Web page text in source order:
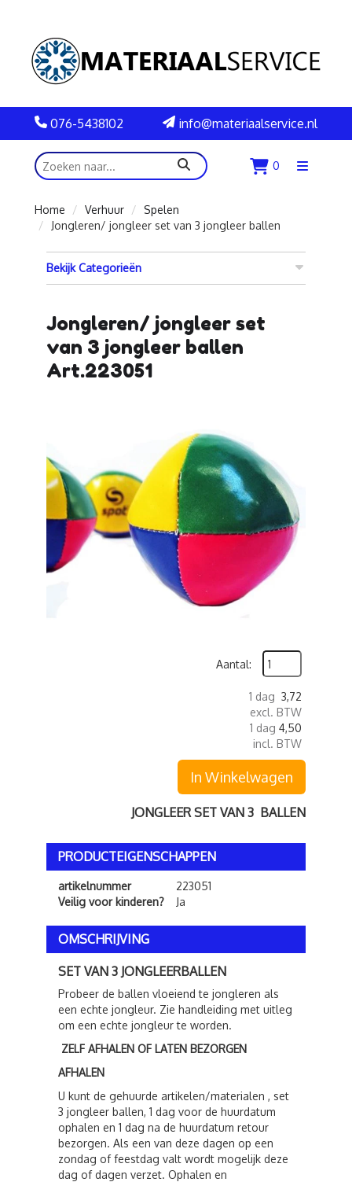
076-5438102 info@materiaalservice.nl
zoeken 0
Menu
Home
Verhuur
Spelen
Jongleren/ jongleer set van 3 jongleer ballen
Bekijk Categorieën
Jongleren/ jongleer set
van 3 jongleer ballen
Art.223051
Aantal:
1 dag 3,72
excl. BTW
1 dag 4,50
incl. BTW
In Winkelwagen
JONGLEER SET VAN 3 BALLEN
PRODUCTEIGENSCHAPPEN
artikelnummer
223051
Veilig voor kinderen?
Ja
OMSCHRIJVING
SET VAN 3 JONGLEERBALLEN
Probeer de ballen vloeiend te jongleren als
een echte jongleur. Zie handleiding met uitleg
om een echte jongleur te worden.
ZELF AFHALEN OF LATEN BEZORGEN
AFHALEN
U kunt de gehuurde artikelen/materialen , set
3 jongleer ballen, 1 dag voor de huurdatum
ophalen en 1 dag na de huurdatum retour
bezorgen. Als een van deze dagen op een
zondag of feestdag valt wordt mogelijk deze
dag of dagen verzet. Ophalen en